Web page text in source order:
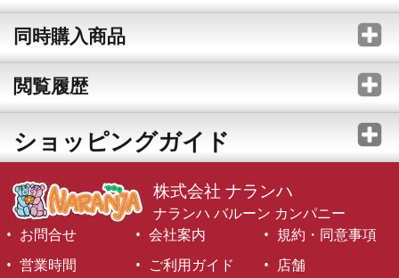
同時購入商品
閲覧履歴
ショッピングガイド
株式会社 ナランハ
ナランハ バルーン カンパニー
お問合せ
会社案内
規約・同意事項
営業時間
ご利用ガイド 店舗